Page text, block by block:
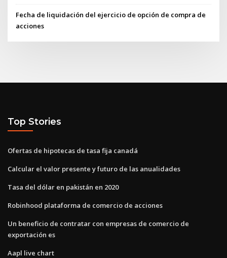
Fecha de liquidación del ejercicio de opción de compra de
acciones
Top Stories
Ofertas de hipotecas de tasa fija canadá
Calcular el valor presente y futuro de las anualidades
Tasa del dólar en pakistán en 2020
Robinhood plataforma de comercio de acciones
Un beneficio de contratar con empresas de comercio de
exportación es
Aapl live chart